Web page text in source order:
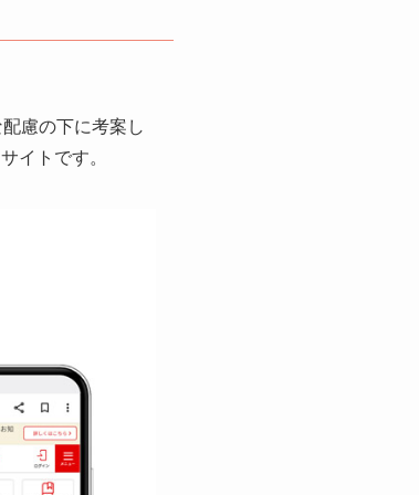
慮の下に考案し
イトです。